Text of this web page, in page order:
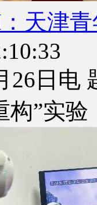
天津
26日电
构”实验